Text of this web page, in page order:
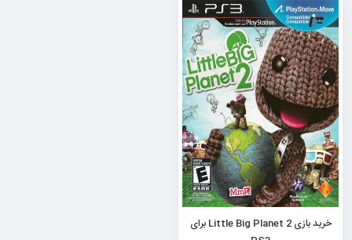
خرید بازی Little Big Planet 2 برای